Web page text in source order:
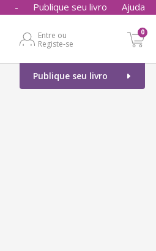
- Publique seu livro Ajuda
Entre ou
Registe-se
0
Publique seu livro